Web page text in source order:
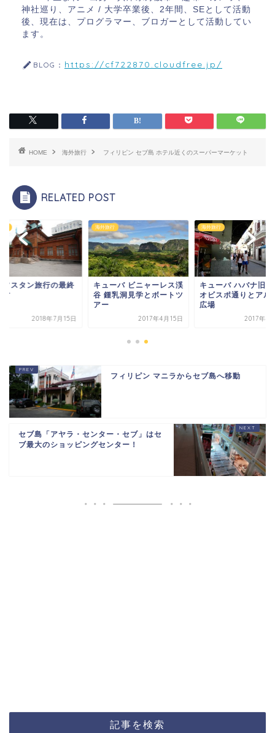
神社巡り、アニメ / 大学卒業後、2年間、SEとして活動
後、現在は、プログラマー、ブロガーとして活動してい
ます。
BLOG： https://cf722870.cloudfree.jp/
HOME 海外旅行 フィリピン セブ島 ホテル近くのスーパーマーケット
RELATED POST
フスタン旅行の最終
す
2018年7月15日
海外旅行
キューバ ビニャーレス渓
谷 鍾乳洞見学とボートツ
アー
2017年4月15日
海外旅行
キューバ ハバナ旧
オビスポ通りとアル
広場
2017年4
フィリピン マニラからセブ島へ移動
セブ島「アヤラ・センター・セブ」はセ
ブ最大のショッピングセンター！
記事を検索